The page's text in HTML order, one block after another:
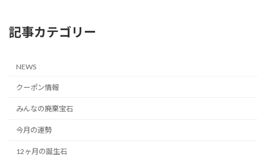
記事カテゴリー
NEWS
クーポン情報
みんなの廃棄宝石
今月の運勢
12ヶ月の誕生石